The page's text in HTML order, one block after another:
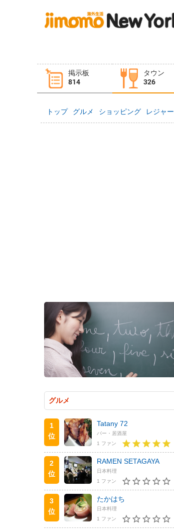
掲示板
814
タウン
326
タウン情報 教えて！
イベント 求人
トップ グルメ ショッピング レジャー
グルメ
1
位
Tatany 72
バー・居酒屋
1 ファン
2
位
RAMEN SETAGAYA
日本料理
1 ファン
3
位
たかはち
日本料理
1 ファン